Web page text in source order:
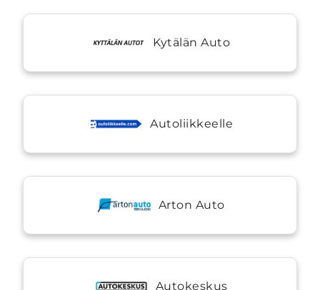
Kytälän Auto
Autoliikkeelle
Arton Auto
Autokeskus